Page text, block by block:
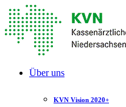
Über uns
KVN Vision 2020+